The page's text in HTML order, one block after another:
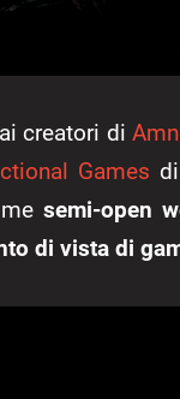
creatori di
Games
semi-open
di vista di